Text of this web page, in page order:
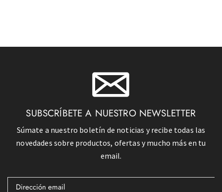
SUBSCRÍBETE A NUESTRO NEWSLETTER
Súmate a nuestro boletín de noticias y recibe todas las
novedades sobre productos, ofertas y mucho más en tu
email.